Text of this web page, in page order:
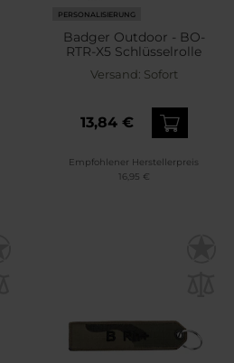
PERSONALISIERUNG
Badger Outdoor - BO-
RTR-X5 Schlüsselrolle
Versand: Sofort
13,84 €
Empfohlener Herstellerpreis
16,95 €